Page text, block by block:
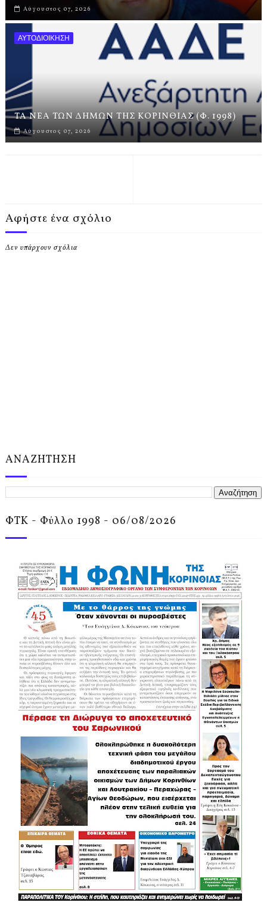
Αύγουστος 07, 2026
ΑΥΤΟΔΙΟΙΚΗΣΗ
ΤΑ ΝΕΑ ΤΩΝ ΔΗΜΩΝ ΤΗΣ ΚΟΡΙΝΘΙΑΣ (Φ. 1998)
Αύγουστος 07, 2026
Αφήστε ένα σχόλιο
Δεν υπάρχουν σχόλια
ΑΝΑΖΗΤΗΣΗ
ΦΤΚ - Φύλλο 1998 - 06/08/2026